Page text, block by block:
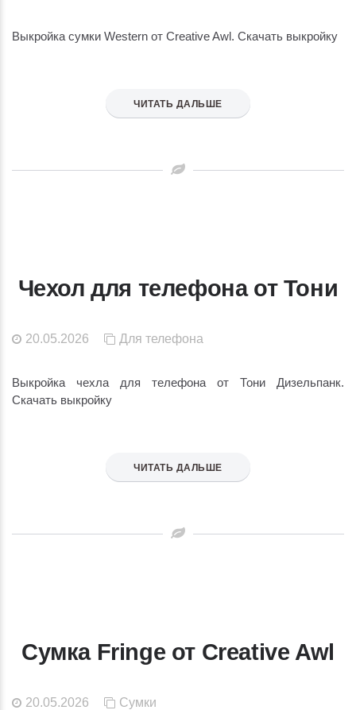
Выкройка сумки Western от Creative Awl. Скачать выкройку
ЧИТАТЬ ДАЛЬШЕ
Чехол для телефона от Тони
20.05.2026 Для телефона
Выкройка чехла для телефона от Тони Дизельпанк.
Скачать выкройку
ЧИТАТЬ ДАЛЬШЕ
Сумка Fringe от Creative Awl
20.05.2026 Сумки